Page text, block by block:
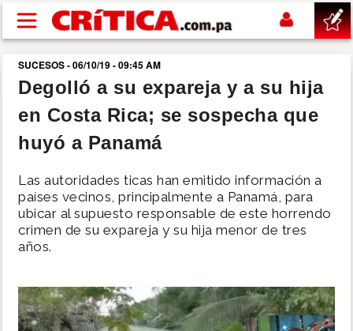
Pasar al contenido principal
buscar
SUCESOS
POLÍTICA
SHOW
DEPORTES
SUCESOS - 06/10/19 - 09:45 AM
Degolló a su expareja y a su hija
en Costa Rica; se sospecha que
huyó a Panamá
Las autoridades ticas han emitido información a
países vecinos, principalmente a Panamá, para
ubicar al supuesto responsable de este horrendo
crimen de su expareja y su hija menor de tres
años.